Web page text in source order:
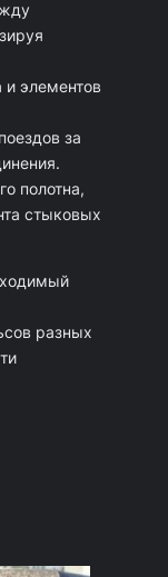
элементов
за
полотна,
стыковых
разных